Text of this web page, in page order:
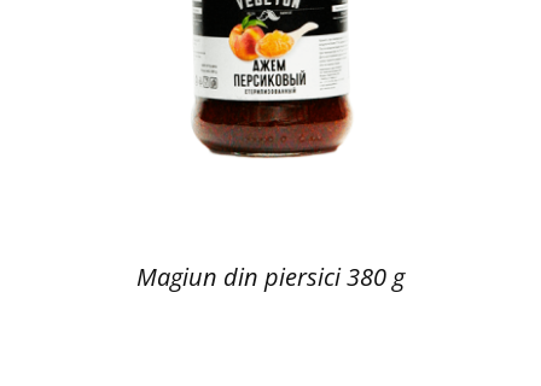
Magiun din piersici 380 g